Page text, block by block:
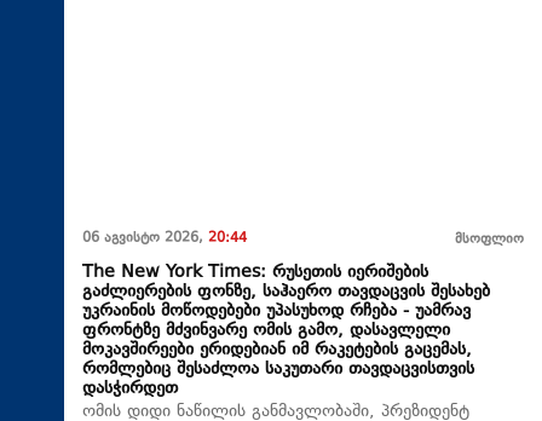
06 აგვისტო 2026, 20:44 მსოფლიო
The New York Times: რუსეთის იერიშების
გაძლიერების ფონზე, საჰაერო თავდაცვის შესახებ
უკრაინის მოწოდებები უპასუხოდ რჩება - უამრავ
ფრონტზე მძვინვარე ომის გამო, დასავლელი
მოკავშირეები ერიდებიან იმ რაკეტების გაცემას,
რომლებიც შესაძლოა საკუთარი თავდაცვისთვის
დასჭირდეთ
ომის დიდი ნაწილის განმავლობაში, პრეზიდენტ